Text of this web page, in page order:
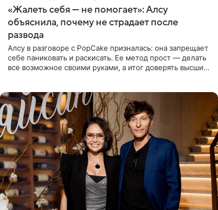
«Жалеть себя — не помогает»: Алсу
объяснила, почему не страдает после
развода
Алсу в разговоре с PopCake призналась: она запрещает
себе паниковать и раскисать. Ее метод прост — делать
все возможное своими руками, а итог доверять высшим